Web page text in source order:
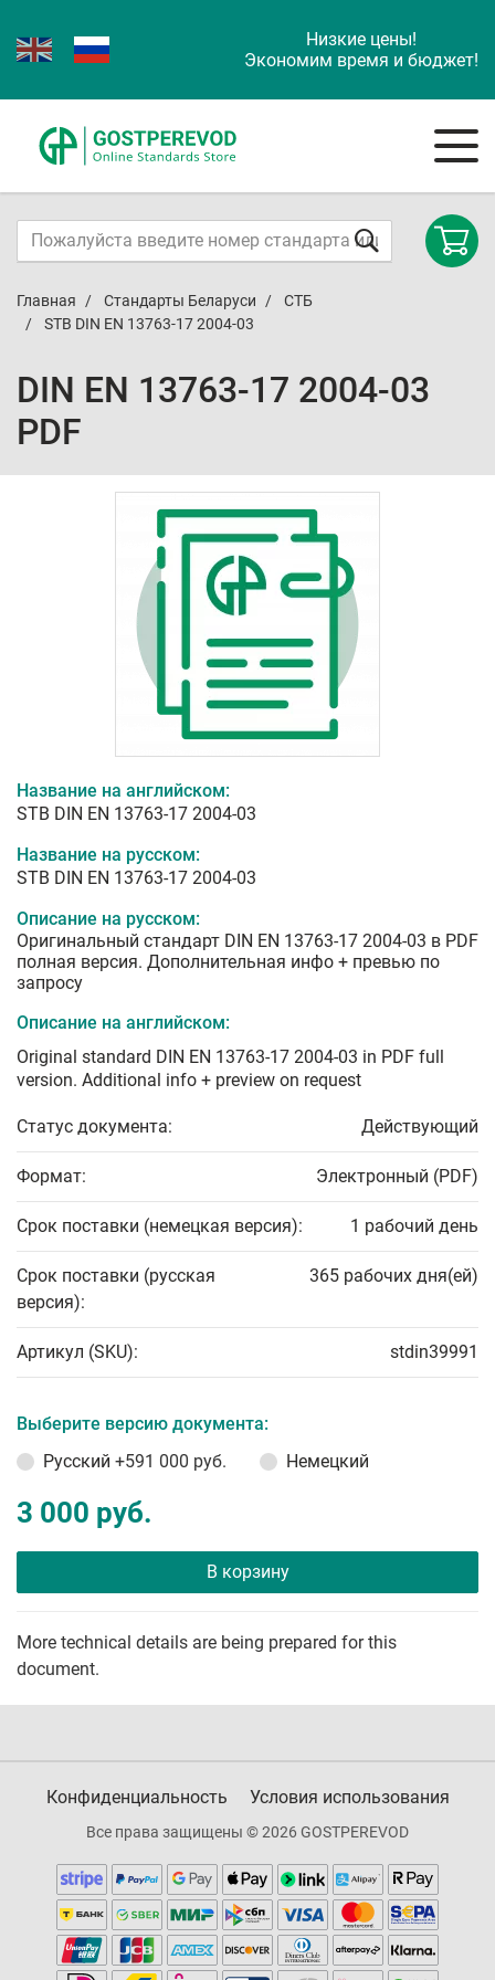
Низкие цены!
Экономим время и бюджет!
Главная Стандарты Беларуси
СТБ
STB DIN EN 13763-17 2004-03
DIN EN 13763-17 2004-03
PDF
Название на английском:
STB DIN EN 13763-17 2004-03
Название на русском:
STB DIN EN 13763-17 2004-03
Описание на русском:
Оригинальный стандарт DIN EN 13763-17 2004-03 в PDF
полная версия. Дополнительная инфо + превью по
запросу
Описание на английском:
Original standard DIN EN 13763-17 2004-03 in PDF full
version. Additional info + preview on request
Статус документа: Действующий
Формат: Электронный (PDF)
Срок поставки (немецкая версия): 1 рабочий день
Срок поставки (русская
версия):
365 рабочих дня(ей)
Артикул (SKU): stdin39991
Выберите версию документа:
Русский +591 000 руб. Немецкий
3 000 руб.
В корзину
More technical details are being prepared for this
document.
Конфиденциальность Условия использования
Все права защищены © 2026 GOSTPEREVOD